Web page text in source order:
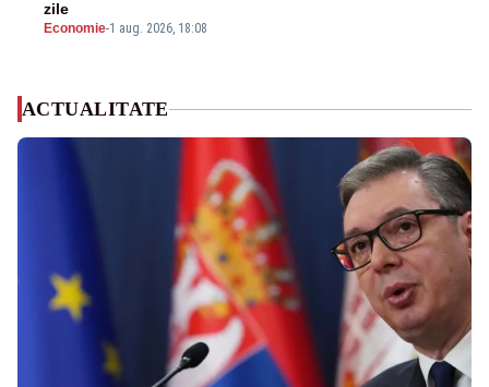
Economie-1 aug. 2026, 18:08
zile
ACTUALITATE